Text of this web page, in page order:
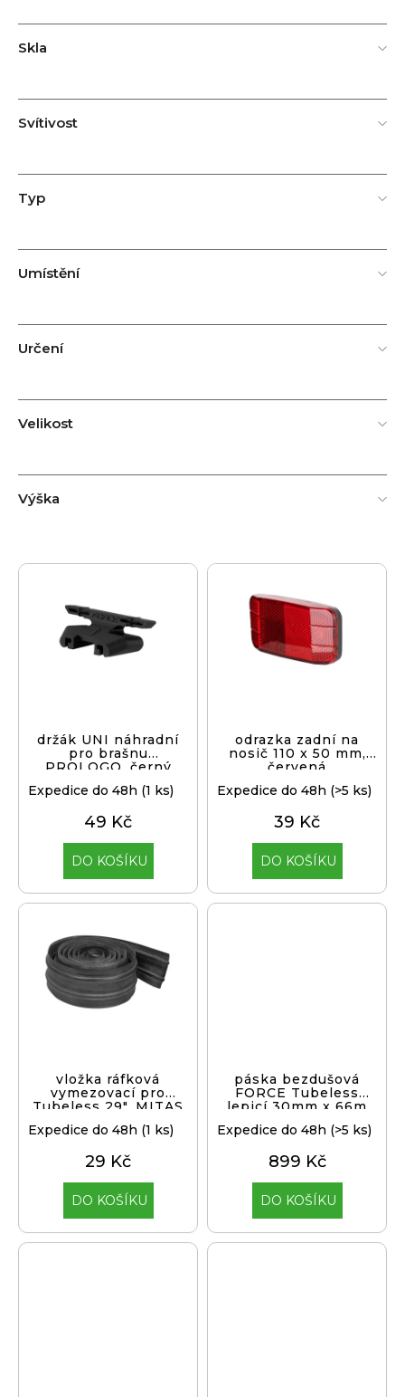
Skla
Svítivost
Typ
Umístění
Určení
Velikost
Výška
V
k
držák UNI náhradní
pro brašnu
PROLOGO, černý
Expedice do 48h (1 ks)
49 Kč
DO KOŠÍKU
odrazka zadní na
nosič 110 x 50 mm,
červená
Expedice do 48h (>5 ks)
39 Kč
DO KOŠÍKU
vložka ráfková
vymezovací pro
Tubeless 29", MITAS
Expedice do 48h (1 ks)
29 Kč
DO KOŠÍKU
páska bezdušová
FORCE Tubeless
lepicí 30mm x 66m
Expedice do 48h (>5 ks)
899 Kč
DO KOŠÍKU